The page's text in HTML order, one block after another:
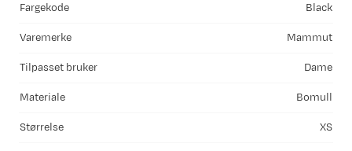
Fargekode Black
Varemerke Mammut
Tilpasset bruker Dame
Materiale Bomull
Størrelse XS